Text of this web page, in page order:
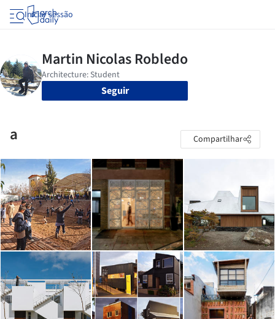
Iniciar sessão
Seguir
a Compartilhar